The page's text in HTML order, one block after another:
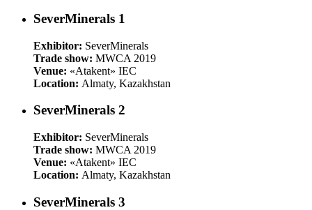
SeverMinerals 1
Exhibitor: SeverMinerals
Trade show: MWCA 2019
Venue: «Atakent» IEC
Location: Almaty, Kazakhstan
SeverMinerals 2
Exhibitor: SeverMinerals
Trade show: MWCA 2019
Venue: «Atakent» IEC
Location: Almaty, Kazakhstan
SeverMinerals 3